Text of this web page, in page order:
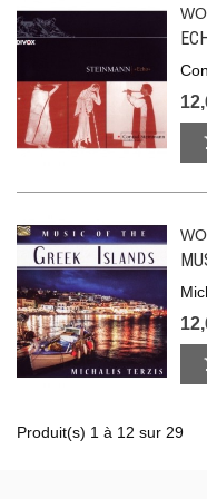
Produit(s) 1 à 12 sur 29